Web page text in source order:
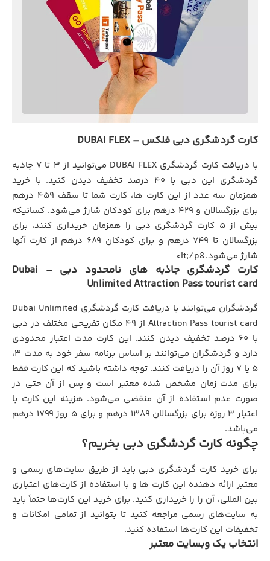
کارت گردشگري دبی فلکس – DUBAI FLEX
با دریافت کارت گردشگری DUBAI FLEX می‌توانید از 3 تا 7 جاذبه
گردشگری این دبی با 40 درصد تخفیف دیدن کنید. با خرید
همزمان سه عدد از این کارت ها، کارت شما تا سقف 459 درهم
برای بزرگسالان و 429 درهم برای کودکان شارژ می‌شود. کسانیکه
بیش از 5 کارت گردشگری دبی را همزمان خریداری کنند، برای
بزرگسالان تا 749 درهم و برای کودکان 689 درهم از کارت آنها
شارژ می‌شود.&lt;/p>
کارت گردشگری جاذبه های نامحدود دبی – Dubai
Unlimited Attraction Pass tourist card
گردشگران می‌توانند با دریافت کارت گردشگری Dubai Unlimited
Attraction Pass tourist card از 49 مکان تفریحی مختلف در دبی
با 60 درصد تخفیف دیدن کنند. این کارت مدت اعتبار محدودی
دارد و گردشگران می‌توانند بر اساس برنامه سفر خود به مدت 3،
5 یا 7 روز آن را دریافت کنند. توجه داشته باشید که این کارت فقط
برای مدت زمان مشخص شده معتبر است و پس از آن حتی در
صورت عدم استفاده از آن منقضی می‌شود. هزینه این کارت با
اعتبار 3 روزه برای بزرگسالان 1389 درهم و برای 5 روز 1799 درهم
می‌باشد.
چگونه کارت گردشگري دبی بخریم؟
برای خرید کارت گردشگری دبی باید از طریق سایت‌های رسمی و
معتبر ارائه دهنده این کارت ها و با استفاده از کارت‌های اعتباری
بین المللی، آن را را خریداری کنید. برای خرید این کارت‌ها حتماً باید
به سایت‌های رسمی مراجعه کنید تا بتوانید از تمامی امکانات و
تخفیفات این کارت‌ها استفاده کنید.
انتخاب یک وبسایت معتبر